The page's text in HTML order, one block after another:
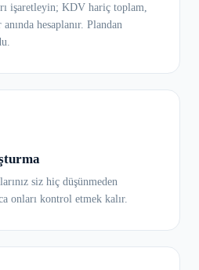
işaretleyin; KDV hariç toplam,
hesaplanır. Plandan
siz hiç düşünmeden
onları kontrol etmek kalır.